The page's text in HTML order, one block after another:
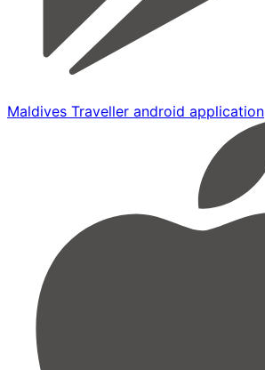
Maldives Traveller android application